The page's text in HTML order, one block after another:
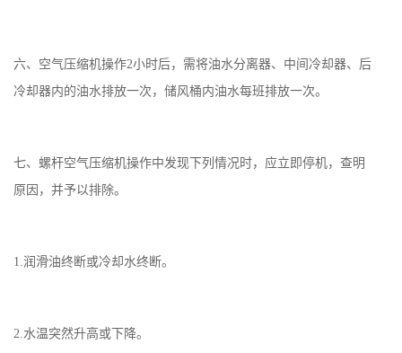
六、空气压缩机操作2小时后，需将油水分离器、中间冷却器、后
冷却器内的油水排放一次，储风桶内油水每班排放一次。
七、螺杆空气压缩机操作中发现下列情况时，应立即停机，查明
原因，并予以排除。
1.润滑油终断或冷却水终断。
2.水温突然升高或下降。